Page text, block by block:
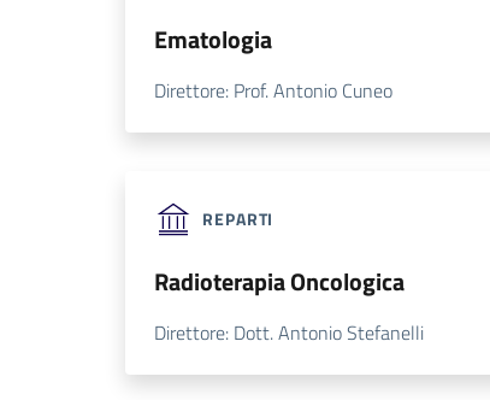
Ematologia
Direttore: Prof. Antonio Cuneo
REPARTI
Radioterapia Oncologica
Direttore: Dott. Antonio Stefanelli